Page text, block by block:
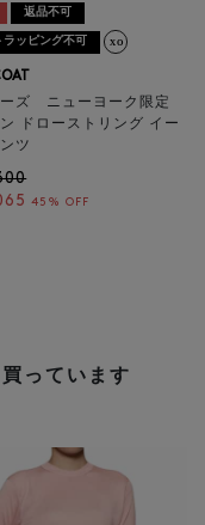
返品不可
ラッピング不可
ーズ ニューヨーク限定
ドローストリング イー
ツ
45% OFF
っています